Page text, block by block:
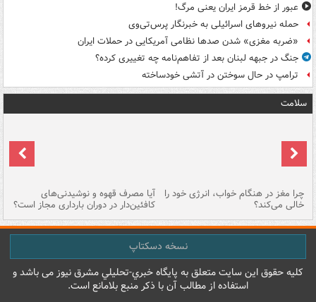
عبور از خط قرمز ایران یعنی مرگ!
حمله نیروهای اسرائیلی به خبرنگار پرس‌تی‌وی
«ضربه مغزی» شدن صدها نظامی آمریکایی در حملات ایران
جنگ در جبهه لبنان بعد از تفاهم‌نامه چه تغییری کرده؟
ترامپ در حال سوختن در آتشی خودساخته
سلامت
چرا مغز در هنگام خواب، انرژی خود را
خالی می‌کند؟
آیا مصرف قهوه و نوشیدنی‌های
کافئین‌دار در دوران بارداری مجاز است؟
نسخه دسکتاپ
کليه حقوق اين سايت متعلق به پایگاه خبري-تحليلي مشرق نيوز می باشد و
استفاده از مطالب آن با ذکر منبع بلامانع است.